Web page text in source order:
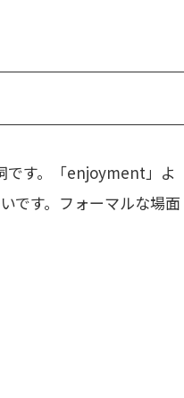
です。「enjoyment」よ
です。フォーマルな場面